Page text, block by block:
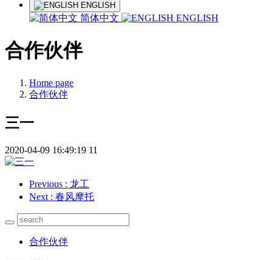
ENGLISH
简体中文 ENGLISH
合作伙伴
Home page
合作伙伴
三一
2020-04-09 16:49:19 11
Previous : 龙工
Next : 春风摩托
合作伙伴